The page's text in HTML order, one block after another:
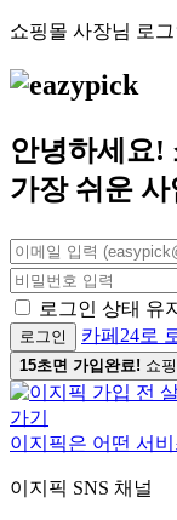
쇼핑몰 사장님 로그
안녕하세요!
가장 쉬운 사
로그인 상태 유지
로그인 카페24로
15초면 가입완료! 쇼
이지픽은 어떤 서
이지픽 SNS 채널